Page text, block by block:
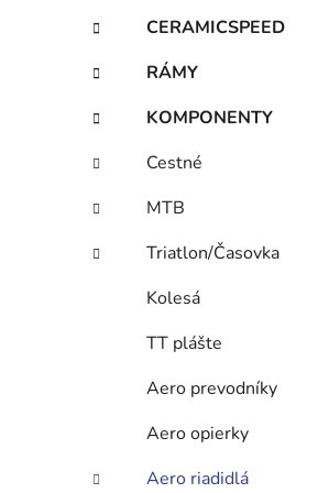
n
l
CERAMICSPEED
RÁMY
KOMPONENTY
Cestné
MTB
Triatlon/Časovka
Kolesá
TT plášte
Aero prevodníky
Aero opierky
Aero riadidlá